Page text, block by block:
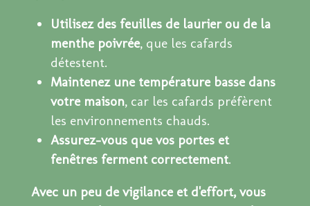
Utilisez des feuilles de laurier ou de la
menthe poivrée, que les cafards
détestent.
Maintenez une température basse dans
votre maison, car les cafards préfèrent
les environnements chauds.
Assurez-vous que vos portes et
fenêtres ferment correctement.
Avec un peu de vigilance et d'effort, vous